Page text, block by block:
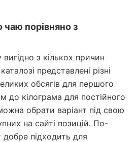
чаю порівняно з
з кількох причин
представлені різні
обсягів для першого
до кілограма для постійного
обрати варіант під свою
на сайті позицій. По-
підходить для